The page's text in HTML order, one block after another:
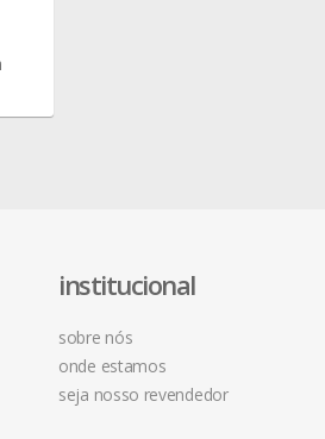
institucional
sobre nós
onde estamos
seja nosso revendedor